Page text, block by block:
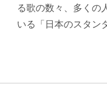
る歌の数々、多くの
いる「日本のスタン